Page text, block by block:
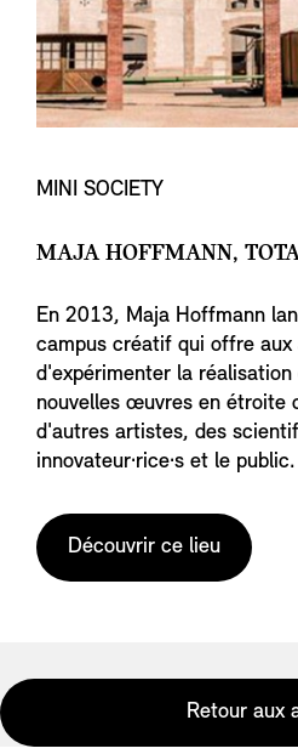
MINI SOCIETY
MAJA HOFFMANN,
En 2013, Maja Hoffmann
campus créatif qui offre
d'expérimenter la
nouvelles œuvres en étroite
d'autres artistes, des
innovateur·rice·s et le public.
Découvrir ce lieu
Retour aux